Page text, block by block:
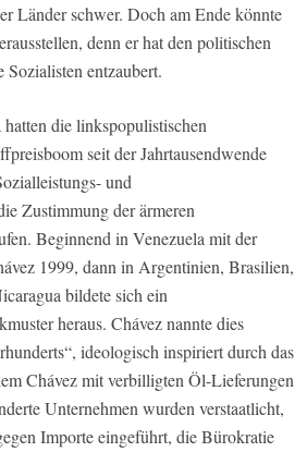
Länder schwer. Doch am Ende könnte
denn er hat den politischen
entzaubert.
die linkspopulistischen
seit der Jahrtausendwende
und
Zustimmung der ärmeren
Beginnend in Venezuela mit der
1999, dann in Argentinien, Brasilien,
bildete sich ein
heraus. Chávez nannte dies
ideologisch inspiriert durch das
Chávez mit verbilligten Öl-Lieferungen
Unternehmen wurden verstaatlicht,
Importe eingeführt, die Bürokratie